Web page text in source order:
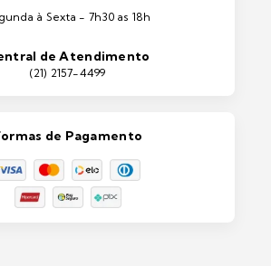
à Sexta - 7h30 as 18h
de Atendimento
(21) 2157-4499
de Pagamento